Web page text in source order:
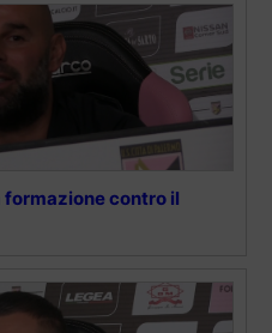
formazione contro il